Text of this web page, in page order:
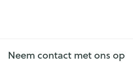
Neem contact met ons op